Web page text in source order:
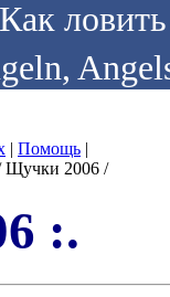
| Помощь |
Щучки 2006 /
:.